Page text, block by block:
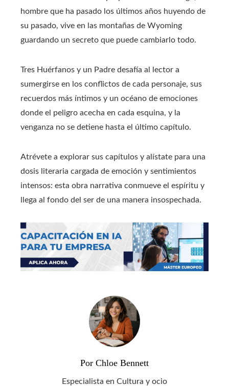
hombre que ha pasado los últimos años huyendo de
su pasado, vive en las montañas de Wyoming
guardando un secreto que puede cambiarlo todo.
Tres Huérfanos y un Padre desafía al lector a
sumergirse en los conflictos de cada personaje, sus
recuerdos más íntimos y un océano de emociones
donde el peligro acecha en cada esquina, y la
venganza no se detiene hasta el último capítulo.
Atrévete a explorar sus capítulos y alístate para una
dosis literaria cargada de emoción y sentimientos
intensos: esta obra narrativa conmueve el espíritu y
llega al fondo del ser de una manera insospechada.
Por Chloe Bennett
Especialista en Cultura y ocio